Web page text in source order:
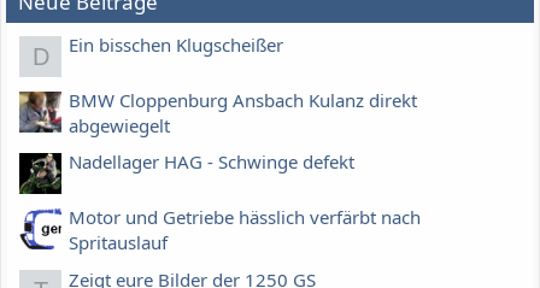
D Ein bisschen Klugscheißer
BMW Cloppenburg Ansbach Kulanz direkt
abgewiegelt
Nadellager HAG - Schwinge defekt
Motor und Getriebe hässlich verfärbt nach
Spritauslauf
Zeigt eure Bilder der 1250 GS